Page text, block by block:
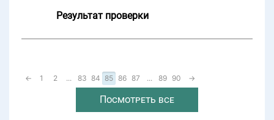
Результат проверки
← 1 2 ... 83 84 85 86 87 ... 89 90 →
Посмотреть все